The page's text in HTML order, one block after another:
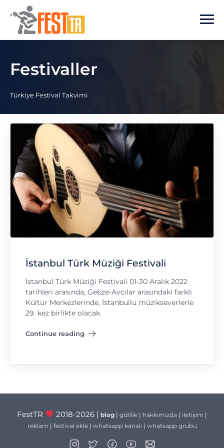
Ana içeriğe atla
Festivaller
Türkiye Festival Takvimi
İstanbul Türk Müziği Festivali
İstanbul Türk Müziği Festivali 01-30 Aralık 2022
tarihleri arasında, Gebze-Avcılar arasındaki farklı
Kültür Merkezlerinde, İstanbullu müzikseverlerle
29. kez birlikte olacak.
Continue reading
"İstanbul Türk Müziği Festivali"
FestTR 2018-2026 | blog| gizlilik| hakkımızda | iletişim |
reklam | festival ekle| whatsapp kanalı | whatsapp grubu